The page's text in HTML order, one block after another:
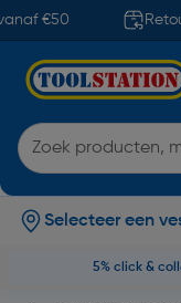
€50
Selecteer een
5% click &